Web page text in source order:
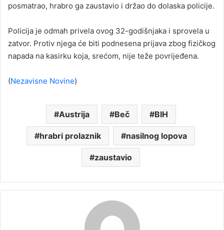
posmatrao, hrabro ga zaustavio i držao do dolaska policije.
Policija je odmah privela ovog 32-godišnjaka i sprovela u
zatvor. Protiv njega će biti podnesena prijava zbog fizičkog
napada na kasirku koja, srećom, nije teže povrijeđena.
(Nezavisne Novine)
Austrija Beč BIH
hrabri prolaznik nasilnog lopova
zaustavio